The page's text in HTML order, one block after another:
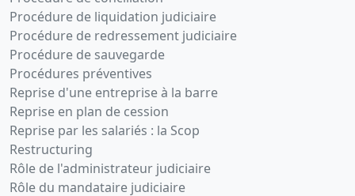
Procédure de liquidation judiciaire
Procédure de redressement judiciaire
Procédure de sauvegarde
Procédures préventives
Reprise d'une entreprise à la barre
Reprise en plan de cession
Reprise par les salariés : la Scop
Restructuring
Rôle de l'administrateur judiciaire
Rôle du mandataire judiciaire